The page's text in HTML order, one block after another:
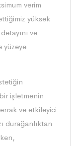
verim
yüksek
ve
yüzeye
işletmenin
ve etkileyici
durağanlıktan